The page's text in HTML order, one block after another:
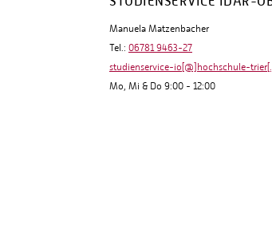
Manuela Matzenbacher
Tel.: 06781 9463-27
studienservice-io[@]hochschule-
Mo, Mi & Do 9:00 - 12:00